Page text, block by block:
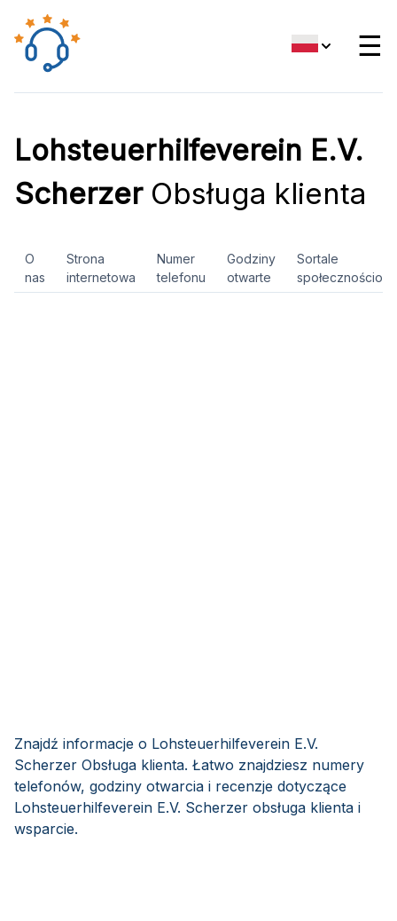
☰
Lohsteuerhilfeverein E.V.
ScherzerObsługa klienta
O
nas
Strona
internetowa
Numer
telefonu
Godziny
otwarte
Sortale
Znajdź informacje o Lohsteuerhilfeverein E.V.
Scherzer Obsługa klienta. Łatwo znajdziesz numery
telefonów, godziny otwarcia i recenzje dotyczące
Lohsteuerhilfeverein E.V. Scherzer obsługa klienta i
wsparcie.